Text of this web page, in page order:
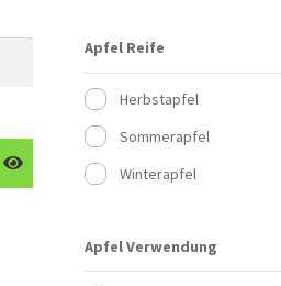
Apfel Reife
Herbstapfel
Sommerapfel
Winterapfel
Apfel Verwendung